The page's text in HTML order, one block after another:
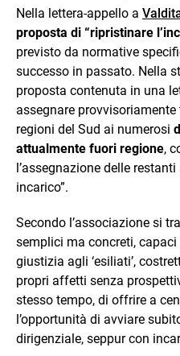
Nella lettera-appello a
proposta di “ripristinare
previsto da normative
successo in passato. Nella
proposta contenuta in una
assegnare
regioni del Sud ai numerosi
attualmente fuori regione,
l’assegnazione delle
incarico”.
Secondo l’associazione si
semplici ma concreti,
giustizia agli ‘esiliati’,
propri affetti senza
stesso tempo, di offrire a
l’opportunità di avviare
dirigenziale, seppur con